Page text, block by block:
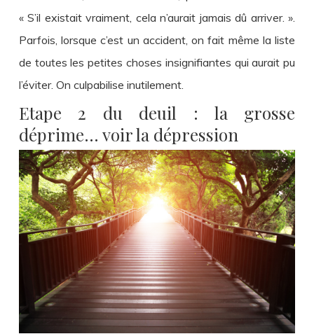
« S’il existait vraiment, cela n’aurait jamais dû arriver. ».
Parfois, lorsque c’est un accident, on fait même la liste
de toutes les petites choses insignifiantes qui aurait pu
l’éviter. On culpabilise inutilement.
Etape 2 du deuil : la grosse
déprime… voir la dépression